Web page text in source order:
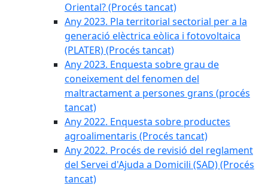
Oriental? (Procés tancat)
Any 2023. Pla territorial sectorial per a la
generació elèctrica eòlica i fotovoltaica
(PLATER) (Procés tancat)
Any 2023. Enquesta sobre grau de
coneixement del fenomen del
maltractament a persones grans (procés
tancat)
Any 2022. Enquesta sobre productes
agroalimentaris (Procés tancat)
Any 2022. Procés de revisió del reglament
del Servei d'Ajuda a Domicili (SAD) (Procés
tancat)